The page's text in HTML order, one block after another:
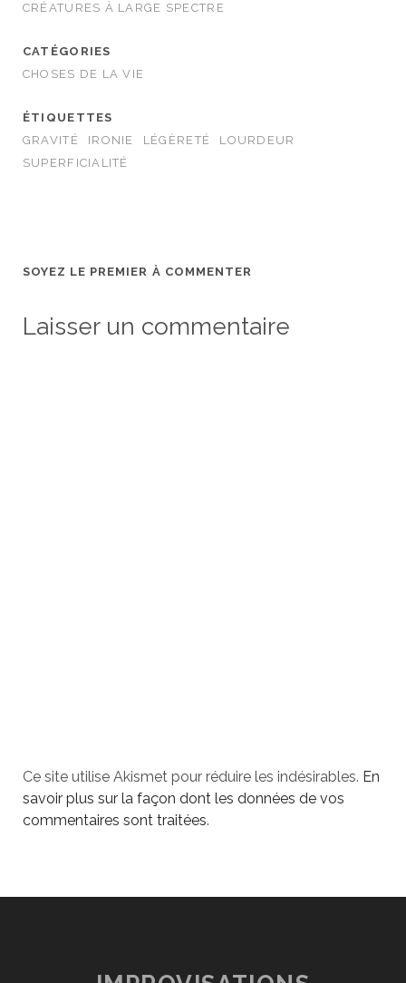
CRÉATURES À LARGE SPECTRE
CATÉGORIES
CHOSES DE LA VIE
ÉTIQUETTES
GRAVITÉ
IRONIE LÉGÈRETÉ
LOURDEUR
SUPERFICIALITÉ
SOYEZ LE PREMIER À COMMENTER
Laisser un commentaire
Ce site utilise Akismet pour réduire les indésirables. En
savoir plus sur la façon dont les données de vos
commentaires sont traitées.